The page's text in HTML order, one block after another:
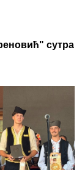
сутра